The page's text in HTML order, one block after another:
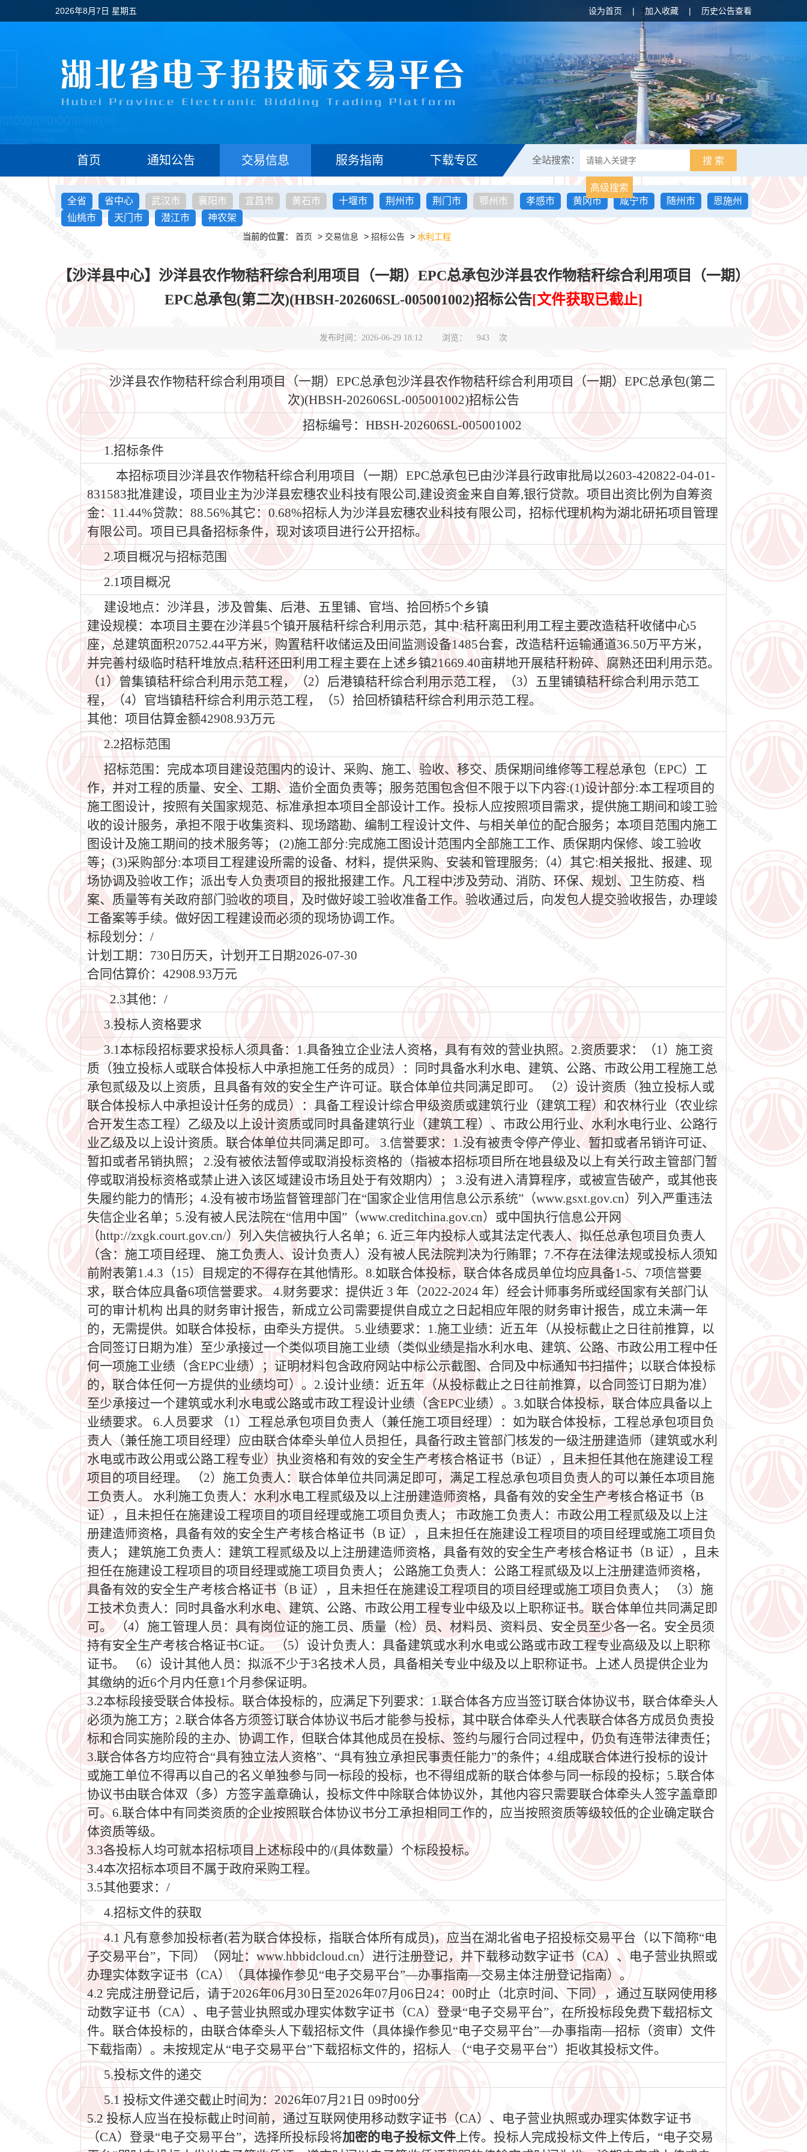
2026年8月7日 星期五 设为首页 | 加入收藏 | 历史公告查看
首页 通知公告 交易信息 服务指南 下载专区 全站搜索： 搜 索
高级搜索
全省
省中心 武汉市 襄阳市 宜昌市 黄石市 十堰市 荆州市 荆门市 鄂州市 孝感市 黄冈市 咸宁市 随州市
恩施州
仙桃市
天门市 潜江市 神农架
当前的位置： 首页 > 交易信息 > 招标公告 > 水利工程
【沙洋县中心】沙洋县农作物秸秆综合利用项目（一期）EPC总承包沙洋县农作物秸秆综合利用项目（一期）
EPC总承包(第二次)(HBSH-202606SL-005001002)招标公告[文件获取已截止]
发布时间：2026-06-29 18:12 浏览： 943 次
沙洋县农作物秸秆综合利用项目（一期）EPC总承包沙洋县农作物秸秆综合利用项目（一期）EPC总承包(第二
次)(HBSH-202606SL-005001002)招标公告
招标编号：HBSH-202606SL-005001002
1.招标条件
本招标项目沙洋县农作物秸秆综合利用项目（一期）EPC总承包已由沙洋县行政审批局以2603-420822-04-01-
831583批准建设，项目业主为沙洋县宏穗农业科技有限公司,建设资金来自自筹,银行贷款。项目出资比例为自筹资
金：11.44%贷款：88.56%其它：0.68%招标人为沙洋县宏穗农业科技有限公司，招标代理机构为湖北研拓项目管理
有限公司。项目已具备招标条件，现对该项目进行公开招标。
2.项目概况与招标范围
2.1项目概况
建设地点：沙洋县，涉及曾集、后港、五里铺、官垱、拾回桥5个乡镇
建设规模：本项目主要在沙洋县5个镇开展秸秆综合利用示范，其中:秸秆离田利用工程主要改造秸秆收储中心5
座，总建筑面积20752.44平方米，购置秸秆收储运及田间监测设备1485台套，改造秸秆运输通道36.50万平方米，
并完善村级临时秸秆堆放点;秸秆还田利用工程主要在上述乡镇21669.40亩耕地开展秸秆粉碎、腐熟还田利用示范。
（1）曾集镇秸秆综合利用示范工程，（2）后港镇秸秆综合利用示范工程，（3）五里铺镇秸秆综合利用示范工
程，（4）官垱镇秸秆综合利用示范工程，（5）拾回桥镇秸秆综合利用示范工程。
其他：项目估算金额42908.93万元
2.2招标范围
招标范围：完成本项目建设范围内的设计、采购、施工、验收、移交、质保期间维修等工程总承包（EPC）工
作，并对工程的质量、安全、工期、造价全面负责等；服务范围包含但不限于以下内容:(1)设计部分:本工程项目的
施工图设计，按照有关国家规范、标准承担本项目全部设计工作。投标人应按照项目需求，提供施工期间和竣工验
收的设计服务，承担不限于收集资料、现场踏勘、编制工程设计文件、与相关单位的配合服务；本项目范围内施工
图设计及施工期间的技术服务等； (2)施工部分:完成施工图设计范围内全部施工工作、质保期内保修、竣工验收
等；(3)采购部分:本项目工程建设所需的设备、材料，提供采购、安装和管理服务;（4）其它:相关报批、报建、现
场协调及验收工作；派出专人负责项目的报批报建工作。凡工程中涉及劳动、消防、环保、规划、卫生防疫、档
案、质量等有关政府部门验收的项目，及时做好竣工验收准备工作。验收通过后，向发包人提交验收报告，办理竣
工备案等手续。做好因工程建设而必须的现场协调工作。
标段划分：/
计划工期：730日历天，计划开工日期2026-07-30
合同估算价：42908.93万元
2.3其他：/
3.投标人资格要求
3.1本标段招标要求投标人须具备：1.具备独立企业法人资格，具有有效的营业执照。2.资质要求：（1）施工资
质（独立投标人或联合体投标人中承担施工任务的成员）：同时具备水利水电、建筑、公路、市政公用工程施工总
承包贰级及以上资质，且具备有效的安全生产许可证。联合体单位共同满足即可。 （2）设计资质（独立投标人或
联合体投标人中承担设计任务的成员）：具备工程设计综合甲级资质或建筑行业（建筑工程）和农林行业（农业综
合开发生态工程）乙级及以上设计资质或同时具备建筑行业（建筑工程）、市政公用行业、水利水电行业、公路行
业乙级及以上设计资质。联合体单位共同满足即可。 3.信誉要求：1.没有被责令停产停业、暂扣或者吊销许可证、
暂扣或者吊销执照； 2.没有被依法暂停或取消投标资格的（指被本招标项目所在地县级及以上有关行政主管部门暂
停或取消投标资格或禁止进入该区域建设市场且处于有效期内）； 3.没有进入清算程序，或被宣告破产，或其他丧
失履约能力的情形；4.没有被市场监督管理部门在“国家企业信用信息公示系统”（www.gsxt.gov.cn）列入严重违法
失信企业名单；5.没有被人民法院在“信用中国”（www.creditchina.gov.cn）或中国执行信息公开网
（http://zxgk.court.gov.cn/）列入失信被执行人名单；6. 近三年内投标人或其法定代表人、拟任总承包项目负责人
（含：施工项目经理、 施工负责人、设计负责人）没有被人民法院判决为行贿罪；7.不存在法律法规或投标人须知
前附表第1.4.3（15）目规定的不得存在其他情形。8.如联合体投标，联合体各成员单位均应具备1-5、7项信誉要
求，联合体应具备6项信誉要求。 4.财务要求：提供近 3 年（2022-2024 年）经会计师事务所或经国家有关部门认
可的审计机构 出具的财务审计报告，新成立公司需要提供自成立之日起相应年限的财务审计报告，成立未满一年
的，无需提供。如联合体投标，由牵头方提供。 5.业绩要求：1.施工业绩：近五年（从投标截止之日往前推算，以
合同签订日期为准）至少承接过一个类似项目施工业绩（类似业绩是指水利水电、建筑、公路、市政公用工程中任
何一项施工业绩（含EPC业绩）；证明材料包含政府网站中标公示截图、合同及中标通知书扫描件；以联合体投标
的，联合体任何一方提供的业绩均可）。2.设计业绩：近五年（从投标截止之日往前推算，以合同签订日期为准）
至少承接过一个建筑或水利水电或公路或市政工程设计业绩（含EPC业绩）。3.如联合体投标，联合体应具备以上
业绩要求。 6.人员要求 （1）工程总承包项目负责人（兼任施工项目经理）：如为联合体投标，工程总承包项目负
责人（兼任施工项目经理）应由联合体牵头单位人员担任，具备行政主管部门核发的一级注册建造师（建筑或水利
水电或市政公用或公路工程专业）执业资格和有效的安全生产考核合格证书（B证），且未担任其他在施建设工程
项目的项目经理。 （2）施工负责人：联合体单位共同满足即可，满足工程总承包项目负责人的可以兼任本项目施
工负责人。 水利施工负责人：水利水电工程贰级及以上注册建造师资格，具备有效的安全生产考核合格证书（B
证），且未担任在施建设工程项目的项目经理或施工项目负责人； 市政施工负责人：市政公用工程贰级及以上注
册建造师资格，具备有效的安全生产考核合格证书（B 证），且未担任在施建设工程项目的项目经理或施工项目负
责人； 建筑施工负责人：建筑工程贰级及以上注册建造师资格，具备有效的安全生产考核合格证书（B 证），且未
担任在施建设工程项目的项目经理或施工项目负责人； 公路施工负责人：公路工程贰级及以上注册建造师资格，
具备有效的安全生产考核合格证书（B 证），且未担任在施建设工程项目的项目经理或施工项目负责人； （3）施
工技术负责人：同时具备水利水电、建筑、公路、市政公用工程专业中级及以上职称证书。联合体单位共同满足即
可。 （4）施工管理人员：具有岗位证的施工员、质量（检）员、材料员、资料员、安全员至少各一名。安全员须
持有安全生产考核合格证书C证。 （5）设计负责人：具备建筑或水利水电或公路或市政工程专业高级及以上职称
证书。 （6）设计其他人员：拟派不少于3名技术人员，具备相关专业中级及以上职称证书。上述人员提供企业为
其缴纳的近6个月内任意1个月参保证明。
3.2本标段接受联合体投标。联合体投标的，应满足下列要求：1.联合体各方应当签订联合体协议书，联合体牵头人
必须为施工方；2.联合体各方须签订联合体协议书后才能参与投标，其中联合体牵头人代表联合体各方成员负责投
标和合同实施阶段的主办、协调工作，但联合体其他成员在投标、签约与履行合同过程中，仍负有连带法律责任；
3.联合体各方均应符合“具有独立法人资格”、“具有独立承担民事责任能力”的条件；4.组成联合体进行投标的设计
或施工单位不得再以自己的名义单独参与同一标段的投标，也不得组成新的联合体参与同一标段的投标；5.联合体
协议书由联合体双（多）方签字盖章确认，投标文件中除联合体协议外，其他内容只需要联合体牵头人签字盖章即
可。6.联合体中有同类资质的企业按照联合体协议书分工承担相同工作的，应当按照资质等级较低的企业确定联合
体资质等级。
3.3各投标人均可就本招标项目上述标段中的/(具体数量）个标段投标。
3.4本次招标本项目不属于政府采购工程。
3.5其他要求：/
4.招标文件的获取
4.1 凡有意参加投标者(若为联合体投标，指联合体所有成员)，应当在湖北省电子招投标交易平台（以下简称“电
子交易平台”，下同）（网址：www.hbbidcloud.cn）进行注册登记，并下载移动数字证书（CA）、电子营业执照或
办理实体数字证书（CA）（具体操作参见“电子交易平台”—办事指南—交易主体注册登记指南）。
4.2 完成注册登记后，请于2026年06月30日至2026年07月06日24：00时止（北京时间、下同），通过互联网使用移
动数字证书（CA）、电子营业执照或办理实体数字证书（CA）登录“电子交易平台”，在所投标段免费下载招标文
件。联合体投标的，由联合体牵头人下载招标文件（具体操作参见“电子交易平台”—办事指南—招标（资审）文件
下载指南）。未按规定从“电子交易平台”下载招标文件的，招标人 （“电子交易平台”）拒收其投标文件。
5.投标文件的递交
5.1 投标文件递交截止时间为：2026年07月21日 09时00分
5.2 投标人应当在投标截止时间前，通过互联网使用移动数字证书（CA）、电子营业执照或办理实体数字证书
（CA）登录“电子交易平台”，选择所投标段将加密的电子投标文件上传。投标人完成投标文件上传后，“电子交易